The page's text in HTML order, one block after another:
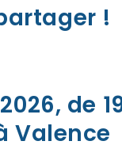
!
de
Valence